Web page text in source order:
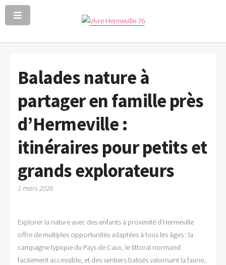
Balades nature à
partager en famille près
d’Hermeville :
itinéraires pour petits et
grands explorateurs
1 mars 2026
Explorer la nature avec des enfants à proximité d’Hermeville
offre de multiples opportunités adaptées à tous les âges : la
campagne typique du Pays de Caux, le littoral normand
facilement accessible, et des sentiers balisés valorisant la faune,